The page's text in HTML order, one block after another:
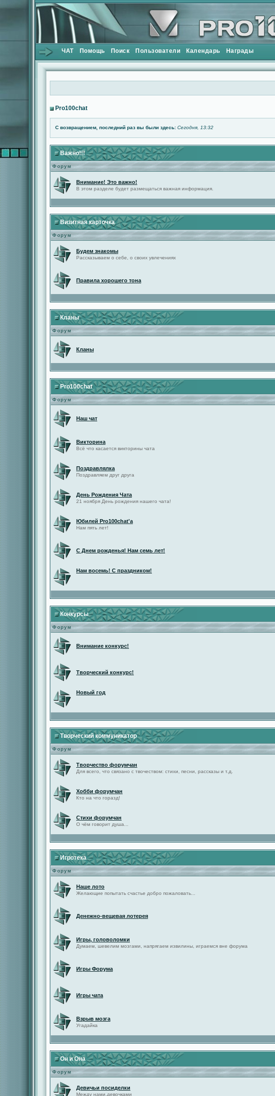
ЧАТ Помощь Поиск Пользователи Календарь Награды
Pro100chat
С возвращением, последний раз вы были здесь: Сегодня, 13:32
Важно!!!
Форум
Внимание! Это важно!
В этом разделе будет размещаться важная информация.
Визитная карточка
Форум
Будем знакомы
Рассказываем о себе, о своих увлечениях
Правила хорошего тона
Кланы
Форум
Кланы
Pro100chat
Форум
Наш чат
Викторина
Всё что касается викторины чата
Поздравлялка
Поздравляем друг друга
День Рождения Чата
21 ноября День рождения нашего чата!
Юбилей Pro100chat'а
Нам пять лет!
С Днем рожденья! Нам семь лет!
Нам восемь! С праздником!
Конкурсы
Форум
Внимание конкурс!
Творческий конкурс!
Новый год
Творческий коммуникатор
Форум
Творчество форумчан
Для всего, что связано с твочеством: стихи, песни, рассказы и т.д.
Хобби форумчан
Кто на что горазд!
Стихи форумчан
О чём говорит душа...
Игротека
Форум
Наше лото
Желающие попытать счастье добро пожаловать...
Денежно-вещевая лотерея
Игры, головоломки
Думаем, шевелим мозгами, напрягаем извилины, играемся вне форума
Игры Форума
Игры чата
Взрыв мозга
Угадайка
Он и Она
Форум
Девичьи посиделки
Между нами,девочками